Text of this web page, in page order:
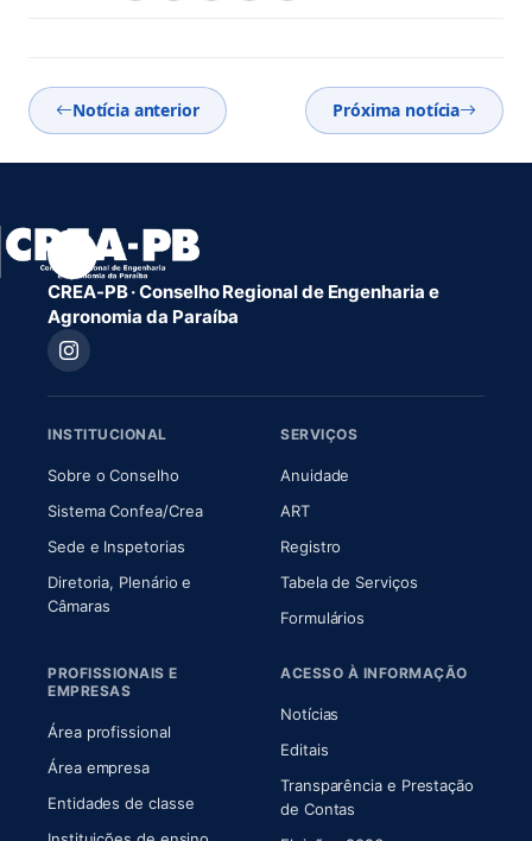
Notícia anterior Próxima notícia
CREA-PB · Conselho Regional de Engenharia e
Agronomia da Paraíba
INSTITUCIONAL
Sobre o Conselho(abre em nova aba)
Sistema Confea/Crea(abre em nova aba)
Sede e Inspetorias
Diretoria, Plenário e
Câmaras(abre em nova aba)
SERVIÇOS
Anuidade
ART(abre em nova aba)
Registro
Tabela de Serviços
Formulários
PROFISSIONAIS E
EMPRESAS
Área profissional
Área empresa
Entidades de classe
ACESSO À INFORMAÇÃO
Notícias
Editais
Transparência e Prestação
de Contas